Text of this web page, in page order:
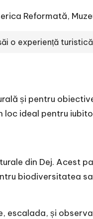
Reformată,
o experiență
și pentru
ideal pentru
din Dej. Acest
biodiversitatea
escalada, și